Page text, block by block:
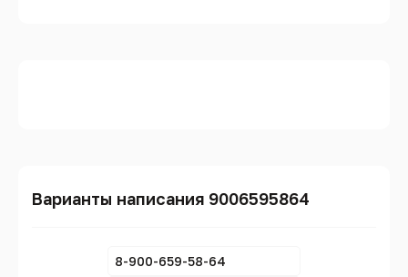
Варианты написания 9006595864
8-900-659-58-64